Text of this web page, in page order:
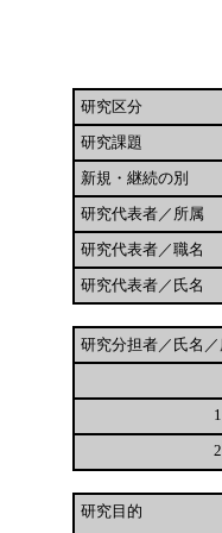
研究区分
研究課題
新規・継続の別
研究代表者／所属
研究代表者／職名
研究代表者／氏名
研究分担者／氏名
1
2
研究目的